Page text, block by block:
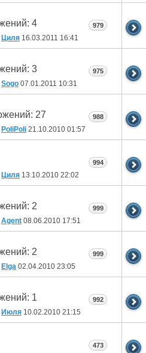
Циля 16.03.2011 16:41
979
Sogo 07.01.2011 10:31
975
PoliPoli 21.10.2010 01:57
988
Циля 13.10.2010 22:02
994
Agent 08.06.2010 17:51
999
Elga 02.04.2010 23:05
999
Июля 10.02.2010 21:15
992
473